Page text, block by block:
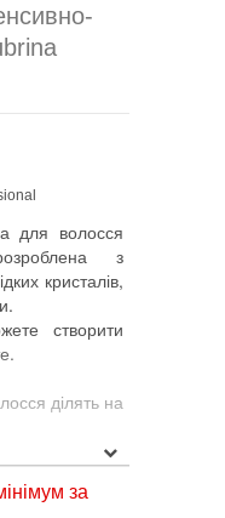
для волосся
з
кристалів,
створити
ділять на
поєднання
за